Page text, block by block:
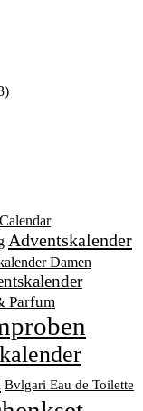
Adventskalender
Damen
Parfum
Bvlgari Eau de Toilette